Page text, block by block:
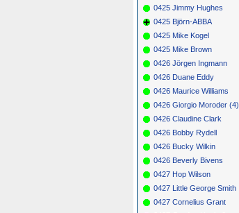
0425 Jimmy Hughes
0425 Björn-ABBA
0425 Mike Kogel
0425 Mike Brown
0426 Jörgen Ingmann
0426 Duane Eddy
0426 Maurice Williams
0426 Giorgio Moroder (4)
0426 Claudine Clark
0426 Bobby Rydell
0426 Bucky Wilkin
0426 Beverly Bivens
0427 Hop Wilson
0427 Little George Smith
0427 Cornelius Grant